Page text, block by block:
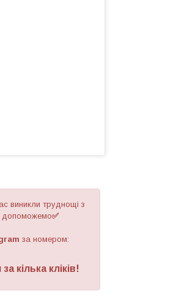
виникли труднощі з
допоможемо✅
за номером:
кілька кліків!